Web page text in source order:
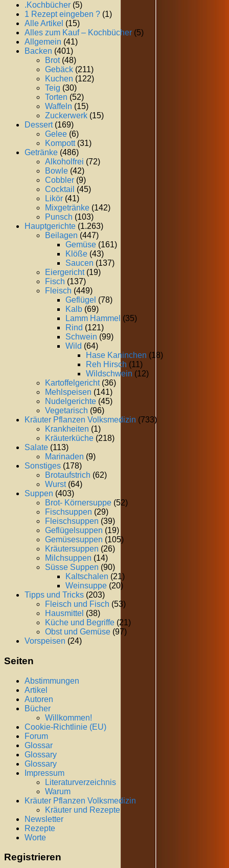
.Kochbücher (5)
1 Rezept eingeben ? (1)
Alle Artikel (15)
Alles zum Kauf – Kochbücher (5)
Allgemein (41)
Backen (401)
Brot(48)
Gebäck (211)
Kuchen (122)
Teig (30)
Torten (52)
Waffeln (15)
Zuckerwerk (15)
Dessert(169)
Gelee (6)
Kompott(31)
Getränke (486)
Alkoholfrei (72)
Bowle (42)
Cobbler (9)
Cocktail (45)
Likör (41)
Mixgetränke (142)
Punsch (103)
Hauptgerichte (1.263)
Beilagen (447)
Gemüse (161)
Klöße (43)
Saucen (137)
Eiergericht(19)
Fisch (137)
Fleisch (449)
Geflügel (78)
Kalb (69)
Lamm Hammel (35)
Rind (121)
Schwein (99)
Wild (64)
Hase Kaninchen (18)
Reh Hirsch (11)
Wildschwein (12)
Kartoffelgericht(36)
Mehlspeisen (141)
Nudelgerichte (45)
Vegetarisch (96)
Kräuter Pflanzen Volksmedizin (733)
Krankheiten (1)
Kräuterküche (218)
Salate (113)
Marinaden (9)
Sonstiges (178)
Brotaufstrich (62)
Wurst(64)
Suppen (403)
Brot- Körnersuppe (52)
Fischsuppen (29)
Fleischsuppen (39)
Geflügelsuppen (19)
Gemüsesuppen (105)
Kräutersuppen (26)
Milchsuppen (14)
Süsse Suppen (90)
Kaltschalen (21)
Weinsuppe (20)
Tipps und Tricks (203)
Fleisch und Fisch (53)
Hausmittel (38)
Küche und Begriffe (21)
Obst und Gemüse (97)
Vorspeisen (24)
Seiten
Abstimmungen
Artikel
Autoren
Bücher
Willkommen!
Cookie-Richtlinie (EU)
Forum
Glossar
Glossary
Glossary
Impressum
Literaturverzeichnis
Warum
Kräuter Pflanzen Volksmedizin
Kräuter und Rezepte
Newsletter
Rezepte
Worte
Registrieren